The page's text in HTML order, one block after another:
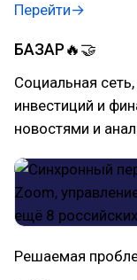
Перейти→
БАЗАР🔥🤝
Социальная
инвестиций и
новостями и
Решаемая